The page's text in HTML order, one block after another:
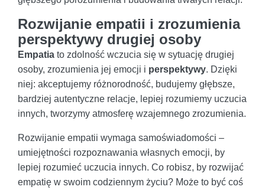
Rozwijanie empatii i zrozumienia
perspektywy drugiej osoby
Empatia to zdolność wczucia się w sytuację drugiej
osoby, zrozumienia jej emocji i perspektywy. Dzięki
niej: akceptujemy różnorodność, budujemy głębsze,
bardziej autentyczne relacje, lepiej rozumiemy uczucia
innych, tworzymy atmosferę wzajemnego zrozumienia.
Rozwijanie empatii wymaga samoświadomości –
umiejętności rozpoznawania własnych emocji, by
lepiej rozumieć uczucia innych. Co robisz, by rozwijać
empatię w swoim codziennym życiu? Może to być coś